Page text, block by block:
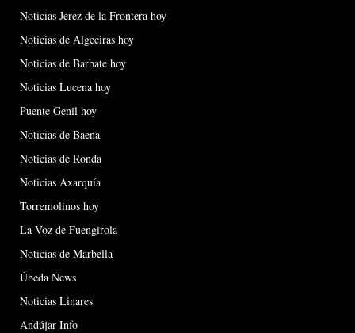
Noticias Jerez de la Frontera hoy
Noticias de Algeciras hoy
Noticias de Barbate hoy
Noticias Lucena hoy
Puente Genil hoy
Noticias de Baena
Noticias de Ronda
Noticias Axarquía
Torremolinos hoy
La Voz de Fuengirola
Noticias de Marbella
Úbeda News
Noticias Linares
Andújar Info